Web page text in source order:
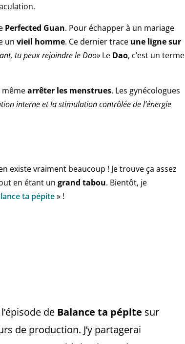
Perfected Guan. Pour échapper à un mariage
un vieil homme. Ce dernier trace une ligne sur
tu peux rejoindre le Dao» Le Dao, c’est un terme
arrêter les menstrues. Les gynécologues
interne et la stimulation contrôlée de l’énergie
existe vraiment beaucoup ! Je trouve ça assez
en étant un grand tabou. Bientôt, je
ta pépite» !
de Balance ta pépite sur
de production. J’y partagerai